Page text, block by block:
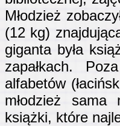
Młodzież
(12 kg)
giganta była
zapałkach.
alfabetów
młodzież
książki, które